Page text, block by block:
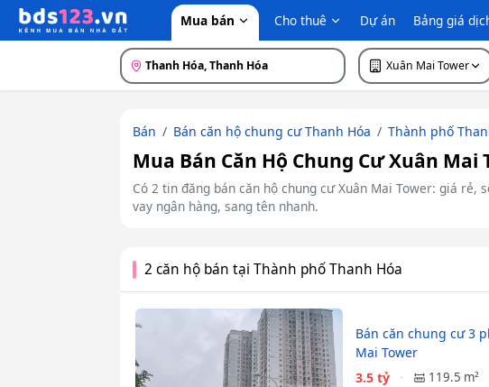
Mua bán Cho thuê Dự án Bảng giá
Thanh Hóa, Thanh Hóa Xuân Mai Tower
Bán Bán căn hộ chung cư Thanh Hóa Thành phố
Mua Bán Căn Hộ Chung Cư Xuân Mai
Có 2 tin đăng bán căn hộ chung cư Xuân Mai Tower: giá
vay ngân hàng, sang tên nhanh.
2 căn hộ bán tại Thành phố Thanh Hóa
Bán căn chung cư 3
Mai Tower
3.5 tỷ
119.5 m²